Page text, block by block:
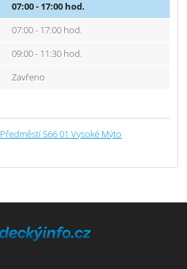
07:00 - 17:00 hod.
07:00 - 17:00 hod.
09:00 - 11:30 hod.
Zavřeno
566 01 Vysoké Mýto